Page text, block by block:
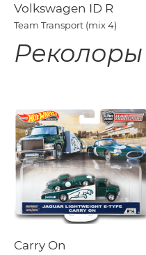
Volkswagen ID R
Team Transport (mix 4)
Реколоры
Carry On